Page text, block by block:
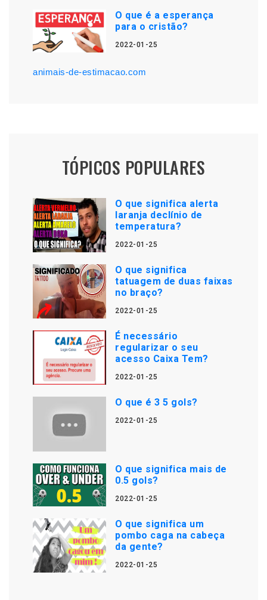
O que é a esperança
para o cristão?
2022-01-25
animais-de-estimacao.com
TÓPICOS POPULARES
O que significa alerta
laranja declínio de
temperatura?
2022-01-25
O que significa
tatuagem de duas faixas
no braço?
2022-01-25
É necessário
regularizar o seu
acesso Caixa Tem?
2022-01-25
O que é 3 5 gols?
2022-01-25
O que significa mais de
0.5 gols?
2022-01-25
O que significa um
pombo caga na cabeça
da gente?
2022-01-25